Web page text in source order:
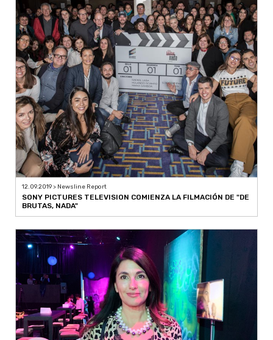
12.09.2019 > Newsline Report
SONY PICTURES TELEVISION COMIENZA LA FILMACIÓN DE "DE
BRUTAS, NADA"